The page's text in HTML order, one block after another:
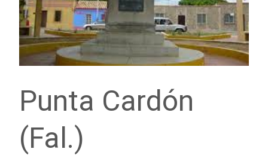
Punta Cardón
(Fal.)